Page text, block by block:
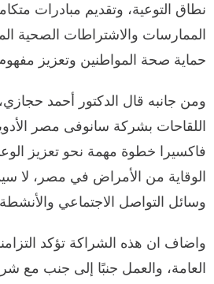
نطاق التوعية، وتقديم مبادرات
الممارسات والاشتراطات الصحية
حماية صحة المواطنين وتعزيز
ومن جانبه قال الدكتور أحمد
اللقاحات بشركة سانوفى مصر
فاكسيرا خطوة مهمة نحو تعزيز
الوقاية من الأمراض في مصر، لا
وسائل التواصل الاجتماعي والأنشطة
واضاف ان هذه الشراكة تؤكد
العامة، والعمل جنبًا إلى جنب مع